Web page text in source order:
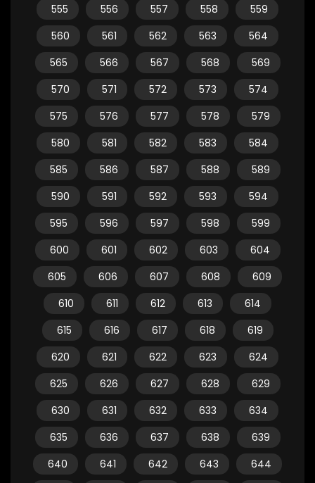
555
556 557 558
559
560
561 562 563
564
565
566 567 568
569
570
571 572 573
574
575
576 577 578
579
580
581 582 583
584
585
586 587 588
589
590
591 592 593
594
595
596 597 598
599
600
601 602 603
604
605
606 607 608
609
610
611 612 613
614
615
616 617 618
619
620
621 622 623
624
625
626 627 628
629
630
631 632 633
634
635
636 637 638
639
640
641 642 643
644